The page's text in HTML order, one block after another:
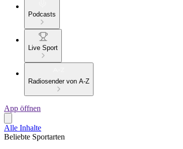
Podcasts
Live Sport
Radiosender von A-Z
App öffnen
Alle Inhalte
Beliebte Sportarten